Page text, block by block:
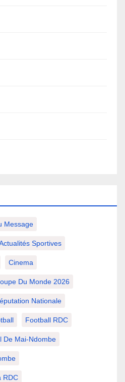
Message
Sportives
Cinema
Du Monde 2026
Nationale
Football RDC
De Mai-Ndombe
RDC